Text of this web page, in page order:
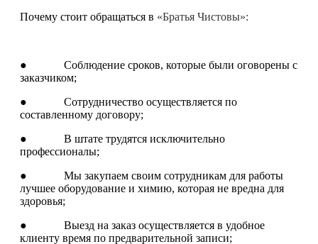
Почему стоит обращаться в «Братья Чистовы»:
● Соблюдение сроков, которые были оговорены с
заказчиком;
● Сотрудничество осуществляется по
составленному договору;
● В штате трудятся исключительно
профессионалы;
● Мы закупаем своим сотрудникам для работы
лучшее оборудование и химию, которая не вредна для
здоровья;
● Выезд на заказ осуществляется в удобное
клиенту время по предварительной записи;